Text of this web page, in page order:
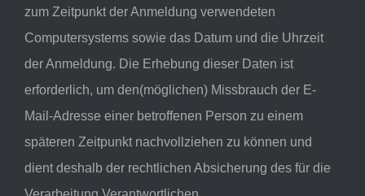
zum Zeitpunkt der Anmeldung verwendeten
Computersystems sowie das Datum und die Uhrzeit
der Anmeldung. Die Erhebung dieser Daten ist
erforderlich, um den(möglichen) Missbrauch der E-
Mail-Adresse einer betroffenen Person zu einem
späteren Zeitpunkt nachvollziehen zu können und
dient deshalb der rechtlichen Absicherung des für die